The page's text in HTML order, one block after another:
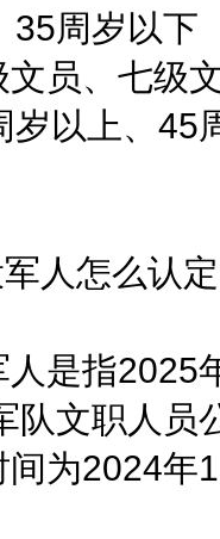
35周岁以下
员、七级
岁以上、45
人怎么认
指2025
队文职人员
间为2024